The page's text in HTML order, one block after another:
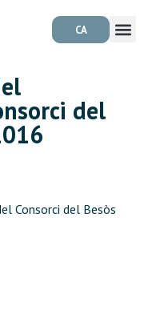
CA
del
Consorci del Besòs